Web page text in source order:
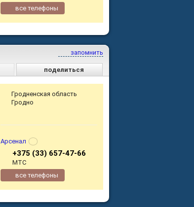
все телефоны
запомнить
поделиться
Гродненская область
Гродно
Арсенал
+375 (33) 657-47-66
МТС
все телефоны